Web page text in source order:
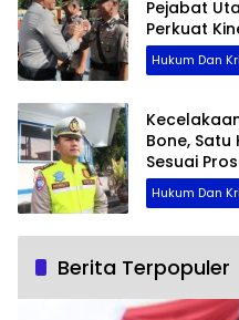
Pejabat
Perkuat
Hukum Dan
Bone,
Sesuai
Hukum Dan
Berita Terpopuler